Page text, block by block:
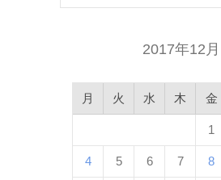
2017年12月
月 火 水 木 金
1
4 5 6 7 8